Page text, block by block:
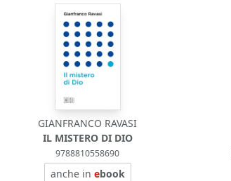
GIANFRANCO RAVASI
IL MISTERO DI DIO
9788810558690
anche in ebook